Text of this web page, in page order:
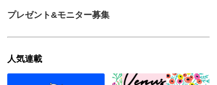
プレゼント&モニター募集
人気連載